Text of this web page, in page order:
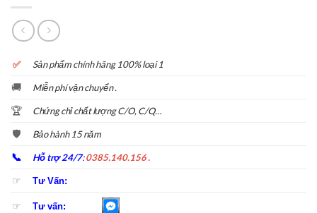
✅ Sản phẩm chính hãng 100% loại 1
🚚 Miễn phí vận chuyển .
🏆 Chứng chỉ chất lượng C/O, C/Q…
🛡️ Bảo hành 15 năm
📞 Hỗ trợ 24/7:0385.140.156 .
☞ Tư Vấn:
☞ Tư vấn: